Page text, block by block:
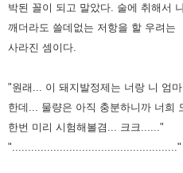
박된 꼴이 되고 말았다. 술에 취해서
깨더라도 쓸데없는 저항을 할 우려는
사라진 셈이다.
"원래... 이 돼지발정제는 너랑 니 엄
한데... 물량은 아직 충분하니까 너희
한번 미리 시험해볼겸... 크크......"
"...................................................."